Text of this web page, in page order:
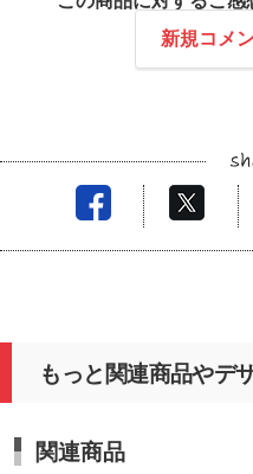
ジェットストリーム多機能ペ
注文いただき、事前にご入金
仕上がりにもご満足いただけ
今後もスムーズなお取引を心
で、また機会がございました
と幸いです。
新規コメ
もっと関連商品やデ
関連商品